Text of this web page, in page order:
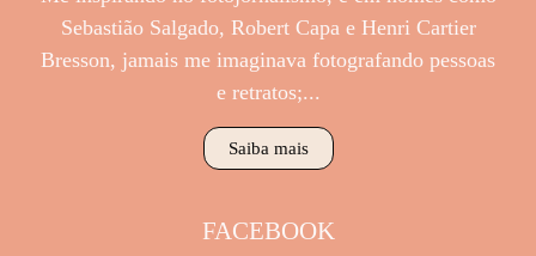
Sebastião Salgado, Robert Capa e Henri Cartier
Bresson, jamais me imaginava fotografando pessoas
e retratos;...
Saiba mais
FACEBOOK